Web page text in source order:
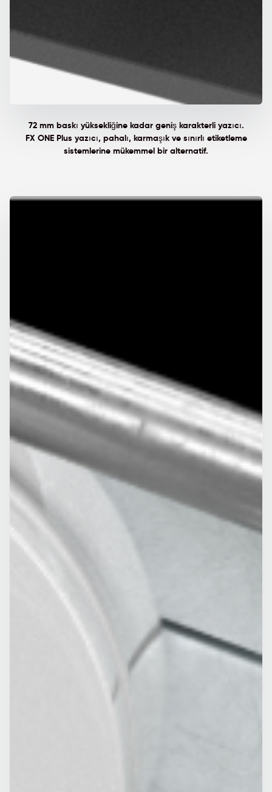
72 mm baskı yüksekliğine kadar geniş karakterli yazıcı.
FX ONE Plus yazıcı, pahalı, karmaşık ve sınırlı etiketleme
sistemlerine mükemmel bir alternatif.